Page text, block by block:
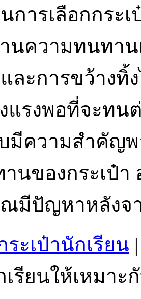
การเลือกกระ
นความทนทาน
ละการขว้างทิ้
แรงพอที่จะทน
มีความสำคัญ
นของกระเป๋า
มีปัญหาหลังจ
ระเป๋านักเรียน |
เรียนให้เหมาะ